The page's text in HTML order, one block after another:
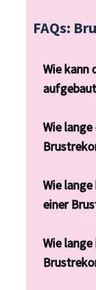
FAQs:
Wie kann
Wie
Wie
einer
Wie